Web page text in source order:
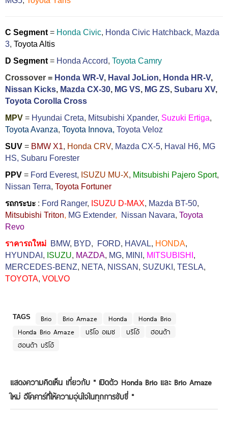
C Segment = Honda Civic, Honda Civic Hatchback, Mazda
3, Toyota Altis
D Segment = Honda Accord, Toyota Camry
Crossover = Honda WR-V, Haval JoLion, Honda HR-V,
Nissan Kicks, Mazda CX-30, MG VS, MG ZS, Subaru XV,
Toyota Corolla Cross
MPV = Hyundai Creta, Mitsubishi Xpander, Suzuki Ertiga,
Toyota Avanza, Toyota Innova, Toyota Veloz
SUV = BMW X1, Honda CRV, Mazda CX-5, Haval H6, MG
HS, Subaru Forester
PPV = Ford Everest, ISUZU MU-X, Mitsubishi Pajero Sport,
Nissan Terra, Toyota Fortuner
รถกระบะ : Ford Ranger, ISUZU D-MAX, Mazda BT-50,
Mitsubishi Triton, MG Extender, Nissan Navara, Toyota
Revo
ราคารถใหม่ BMW, BYD, FORD, HAVAL, HONDA,
HYUNDAI , ISUZU, MAZDA, MG, MINI , MITSUBISHI ,
MERCEDES-BENZ, NETA, NISSAN , SUZUKI , TESLA,
TOYOTA, VOLVO
TAGS Brio Brio Amaze Honda
Honda Brio
Honda Brio Amaze
บริโอ อเมซ บริโอ้
ฮอนด้า
ฮอนด้า บริโอ้
แสดงความคิดเห็น เกี่ยวกับ " เปิดตัว Honda Brio และ Brio Amaze
ใหม่ อีโคคาร์ที่ให้ความอุ่นใจในทุกการขับขี่ "